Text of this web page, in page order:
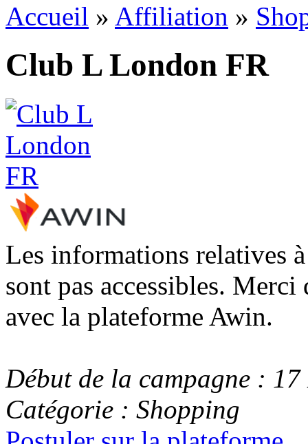
Accueil » Affiliation »
Club L London FR
Les informations relatives
sont pas accessibles.
avec la plateforme Awin.
Début de la campagne :
Catégorie : Shopping